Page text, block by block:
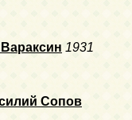
1931
Сопов